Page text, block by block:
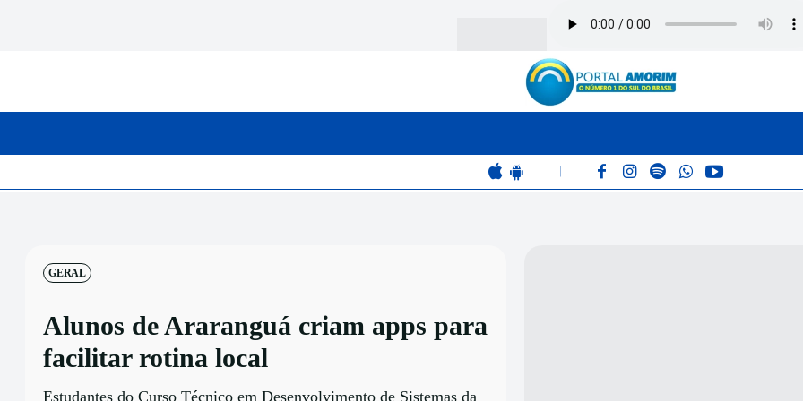
GERAL
Alunos de Araranguá criam apps para
facilitar rotina local
Estudantes do Curso Técnico em Desenvolvimento de Sistemas da